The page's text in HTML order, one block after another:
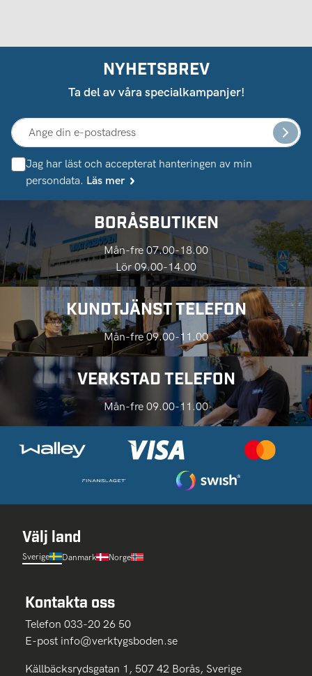
NYHETSBREV
Ta del av våra specialkampanjer!
Jag har läst och accepterat hanteringen av min
persondata. Läs mer
BORÅSBUTIKEN
Mån-fre 07.00-18.00
Lör 09.00-14.00
KUNDTJÄNST TELEFON
Mån-fre 09.00-11.00
VERKSTAD TELEFON
Mån-fre 09.00-11.00
Välj land
Sverige Danmark Norge
Kontakta oss
Telefon 033-20 26 50
E-post info@verktygsboden.se
Källbäcksrydsgatan 1, 507 42 Borås, Sverige